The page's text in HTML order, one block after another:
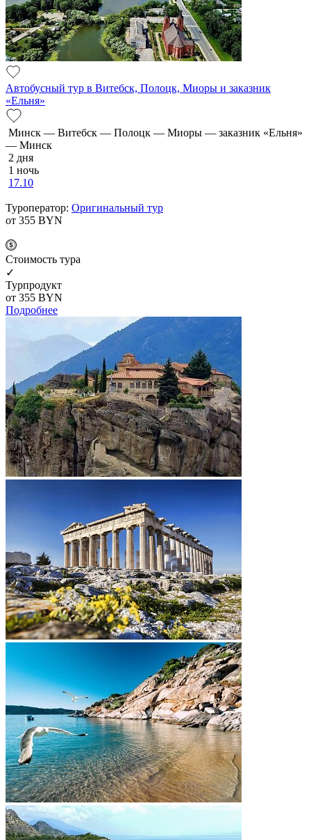
Автобусный тур в Витебск, Полоцк, Миоры и заказник
«Ельня»
Минск — Витебск — Полоцк — Миоры — заказник «Ельня»
— Минск
2 дня
1 ночь
17.10
Туроператор: Оригинальный тур
от 355 BYN
Cтоимость тура
✓
Турпродукт
от 355 BYN
Подробнее